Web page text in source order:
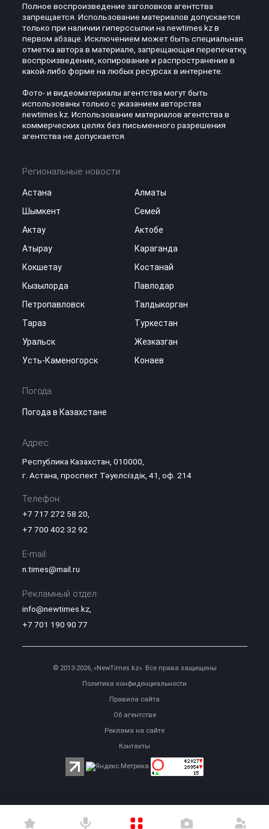
Полное воспроизведение заголовков агентства
запрещается. Использование материалов допускается
только при наличии гиперссылки на newtimes.kz в
первом абзаце. Исключением может быть специальная
отметка автора в материале, запрещающая перепечатку,
воспроизведение, копирование и распространение в
какой-либо форме на любых ресурсах в интернете.
Фото- и видеоматериалы агентства могут быть
использованы только с указанием авторства
newtimes.kz. Использование материалов агентства в
коммерческих целях без письменного разрешения
агентства не допускается.
Региональные новости
Астана
Алматы
Шымкент
Семей
Актау
Актобе
Атырау
Караганда
Кокшетау
Костанай
Кызылорда
Павлодар
Петропавловск
Талдыкорган
Тараз
Туркестан
Уральск
Жезказган
Усть-Каменогорск
Конаев
Погода
Погода в Казахстане
Адрес:
Республика Казахстан, 010000,
г. Астана, проспект Тәуелсіздік, 41, оф. 214
Телефон:
+7 717 272 58 20
+7 700 402 32 92
E-mail:
n.times@mail.ru
Рекламный отдел:
info@newtimes.kz,
+7 701 190 90 77
© 2013-2026, «NewTimes.kz». Все права защищены
Политика конфиденциальности
Правила сайта
Об агентстве
Реклама на сайте
Контакты